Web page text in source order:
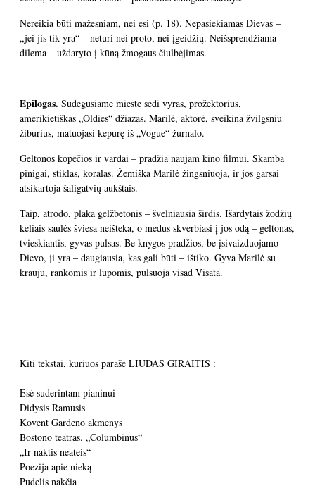
Nereikia būti mažesniam, nei esi (p. 18). Nepasiekiamas Dievas –
„jei jis tik yra“ – neturi nei proto, nei įgeidžių. Neišsprendžiama
dilema – uždaryto į kūną žmogaus čiulbėjimas.
Epilogas. Sudegusiame mieste sėdi vyras, prožektorius,
amerikietiškas „Oldies“ džiazas. Marilė, aktorė, sveikina žvilgsniu
žiburius, matuojasi kepurę iš „Vogue“ žurnalo.
Geltonos kopėčios ir vardai – pradžia naujam kino filmui. Skamba
pinigai, stiklas, koralas. Žemiška Marilė žingsniuoja, ir jos garsai
atsikartoja šaligatvių aukštais.
Taip, atrodo, plaka gelžbetonis – švelniausia širdis. Išardytais žodžių
keliais saulės šviesa neišteka, o medus skverbiasi į jos odą – geltonas,
tvieskiantis, gyvas pulsas. Be knygos pradžios, be įsivaizduojamo
Dievo, ji yra – daugiausia, kas gali būti – ištiko. Gyva Marilė su
krauju, rankomis ir lūpomis, pulsuoja visad Visata.
Kiti tekstai, kuriuos parašė LIUDAS GIRAITIS :
Esė suderintam pianinui
Didysis Ramusis
Kovent Gardeno akmenys
Bostono teatras. „Columbinus“
„Ir naktis neateis“
Poezija apie nieką
Pudelis nakčia